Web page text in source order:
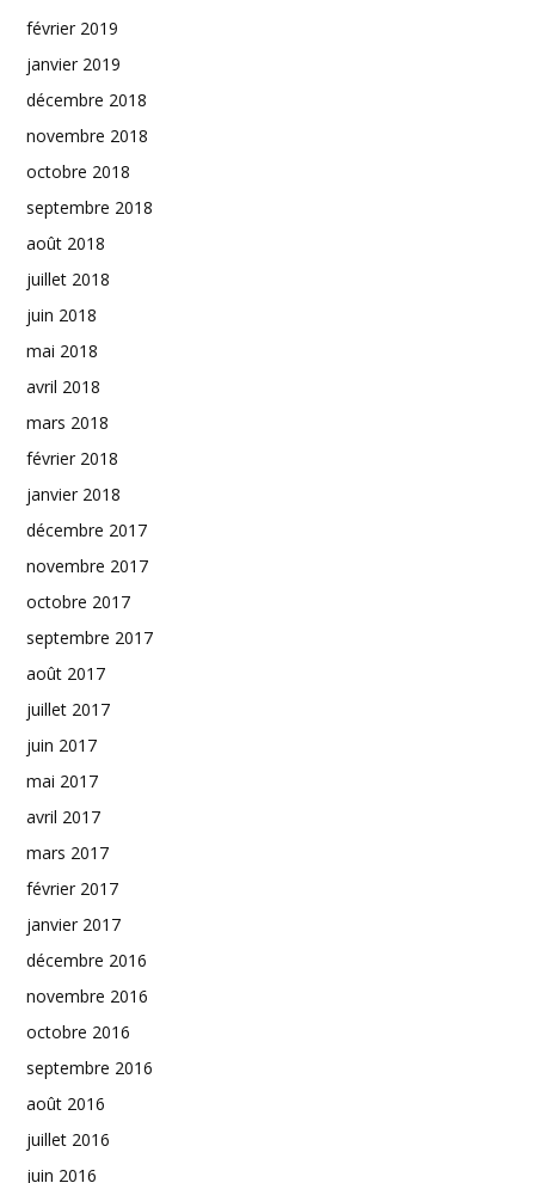
février 2019
janvier 2019
décembre 2018
novembre 2018
octobre 2018
septembre 2018
août 2018
juillet 2018
juin 2018
mai 2018
avril 2018
mars 2018
février 2018
janvier 2018
décembre 2017
novembre 2017
octobre 2017
septembre 2017
août 2017
juillet 2017
juin 2017
mai 2017
avril 2017
mars 2017
février 2017
janvier 2017
décembre 2016
novembre 2016
octobre 2016
septembre 2016
août 2016
juillet 2016
juin 2016